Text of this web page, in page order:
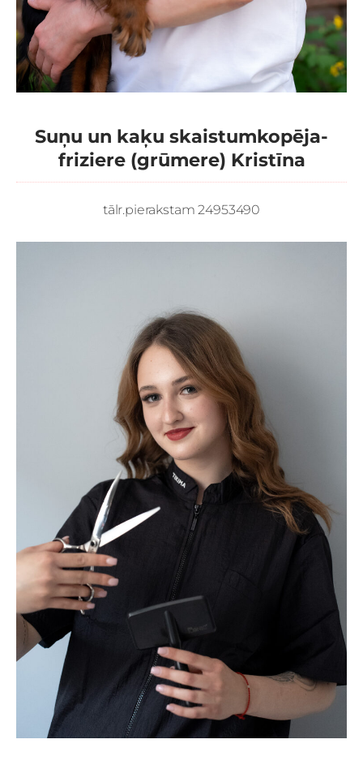
Suņu un kaķu skaistumkopēja-
friziere (grūmere) Kristīna
tālr.pierakstam24953490